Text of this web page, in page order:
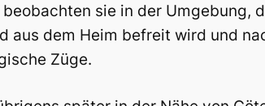
sie in der
aus dem Heim befreit wird und
Züge.